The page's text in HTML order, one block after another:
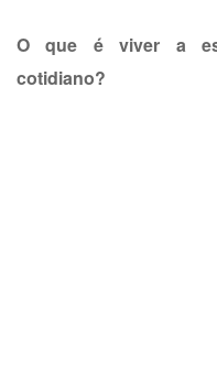
O que é viver a
cotidiano?